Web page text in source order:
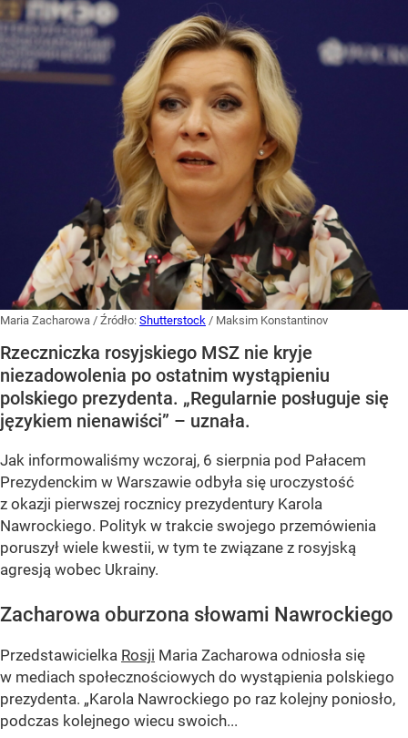
Maria Zacharowa / Źródło: Shutterstock / Maksim Konstantinov
Rzeczniczka rosyjskiego MSZ nie kryje
niezadowolenia po ostatnim wystąpieniu
polskiego prezydenta. „Regularnie posługuje się
językiem nienawiści” – uznała.
Jak informowaliśmy wczoraj, 6 sierpnia pod Pałacem
Prezydenckim w Warszawie odbyła się uroczystość
z okazji pierwszej rocznicy prezydentury Karola
Nawrockiego. Polityk w trakcie swojego przemówienia
poruszył wiele kwestii, w tym te związane z rosyjską
agresją wobec Ukrainy.
Zacharowa oburzona słowami Nawrockiego
Przedstawicielka Rosji Maria Zacharowa odniosła się
w mediach społecznościowych do wystąpienia polskiego
prezydenta. „Karola Nawrockiego po raz kolejny poniosło,
podczas kolejnego wiecu swoich...